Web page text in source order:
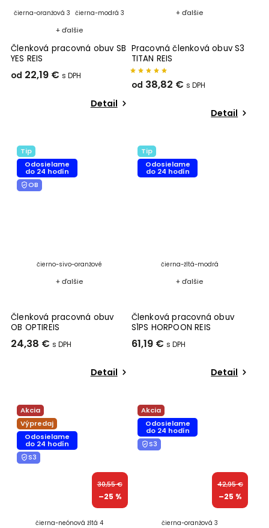
čierna-oranžová 3 čierna-modrá 3
+ ďalšie
Členková pracovná obuv SB
YES REIS
od 22,19 €
Detail
+ ďalšie
Pracovná členková obuv S3
TITAN REIS
od 38,82 €
Detail
Tip
Odosielame
do 24 hodín
OB
čierno-sivo-oranžové
+ ďalšie
Členková pracovná obuv
OB OPTIREIS
24,38 €
Detail
Tip
Odosielame
do 24 hodín
čierna-žltá-modrá
+ ďalšie
Členková pracovná obuv
S1PS HORPOON REIS
61,19 €
Detail
Akcia
Výpredaj
Odosielame
do 24 hodín
S3
30,55 €
–25 %
čierna-neónová žltá 4
Akcia
Odosielame
do 24 hodín
S3
42,95 €
–25 %
čierna-oranžová 3